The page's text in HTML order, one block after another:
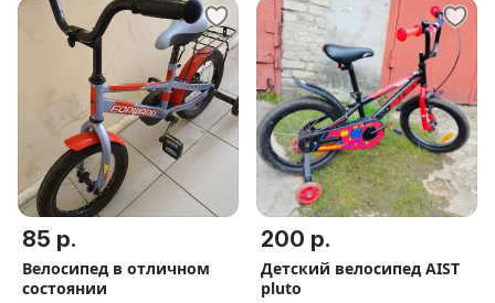
85 р.
Велосипед в отличном
состоянии
200 р.
Детский велосипед AIST
pluto